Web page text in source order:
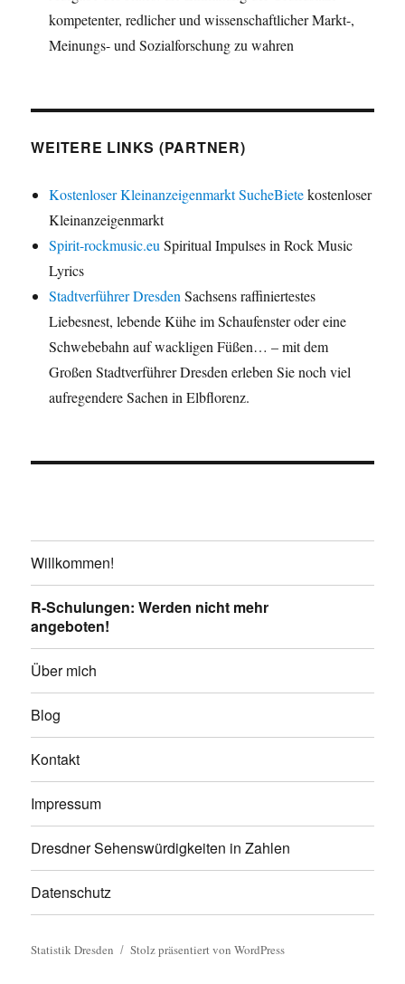
kompetenter, redlicher und wissenschaftlicher Markt-,
Meinungs- und Sozialforschung zu wahren
WEITERE LINKS (PARTNER)
Kostenloser Kleinanzeigenmarkt SucheBietekostenloser
Kleinanzeigenmarkt
Spirit-rockmusic.eu Spiritual Impulses in Rock Music
Lyrics
Stadtverführer Dresden Sachsens raffiniertestes
Liebesnest, lebende Kühe im Schaufenster oder eine
Schwebebahn auf wackligen Füßen… – mit dem
Großen Stadtverführer Dresden erleben Sie noch viel
aufregendere Sachen in Elbflorenz.
Willkommen!
R-Schulungen: Werden nicht mehr
angeboten!
Über mich
Blog
Kontakt
Impressum
Dresdner Sehenswürdigkeiten in Zahlen
Datenschutz
Statistik Dresden Stolz präsentiert von WordPress